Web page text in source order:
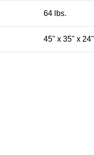
64 lbs.
45" x 35" x 24"